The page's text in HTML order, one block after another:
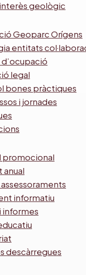
geològic
Geoparc Orígens
entitats
legal
bones pràctiques
i jornades
promocional
assessoraments
informatiu
informes
descàrregues